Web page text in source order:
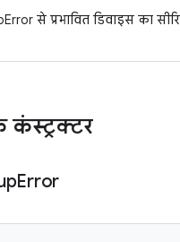
से प्रभावित डिवाइस का
कंस्ट्रक्टर
Error